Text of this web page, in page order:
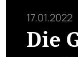
17.01.2022
Die